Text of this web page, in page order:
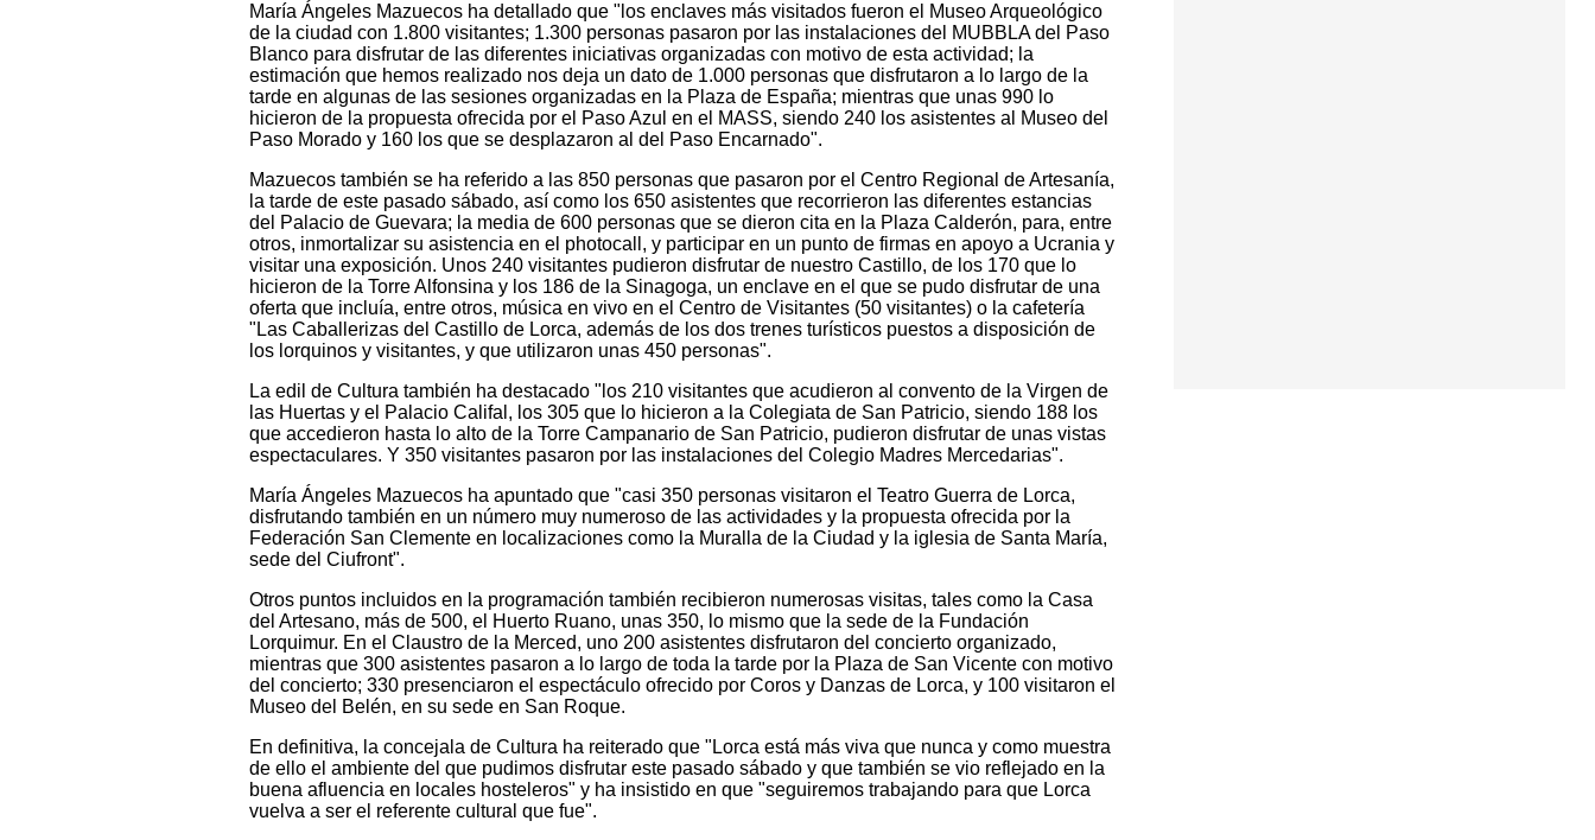
María Ángeles Mazuecos ha detallado que "los enclaves más visitados fueron el Museo Arqueológico
de la ciudad con 1.800 visitantes; 1.300 personas pasaron por las instalaciones del MUBBLA del Paso
Blanco para disfrutar de las diferentes iniciativas organizadas con motivo de esta actividad; la
estimación que hemos realizado nos deja un dato de 1.000 personas que disfrutaron a lo largo de la
tarde en algunas de las sesiones organizadas en la Plaza de España; mientras que unas 990 lo
hicieron de la propuesta ofrecida por el Paso Azul en el MASS, siendo 240 los asistentes al Museo del
Paso Morado y 160 los que se desplazaron al del Paso Encarnado".
Mazuecos también se ha referido a las 850 personas que pasaron por el Centro Regional de Artesanía,
la tarde de este pasado sábado, así como los 650 asistentes que recorrieron las diferentes estancias
del Palacio de Guevara; la media de 600 personas que se dieron cita en la Plaza Calderón, para, entre
otros, inmortalizar su asistencia en el photocall, y participar en un punto de firmas en apoyo a Ucrania y
visitar una exposición. Unos 240 visitantes pudieron disfrutar de nuestro Castillo, de los 170 que lo
hicieron de la Torre Alfonsina y los 186 de la Sinagoga, un enclave en el que se pudo disfrutar de una
oferta que incluía, entre otros, música en vivo en el Centro de Visitantes (50 visitantes) o la cafetería
"Las Caballerizas del Castillo de Lorca, además de los dos trenes turísticos puestos a disposición de
los lorquinos y visitantes, y que utilizaron unas 450 personas".
La edil de Cultura también ha destacado "los 210 visitantes que acudieron al convento de la Virgen de
las Huertas y el Palacio Califal, los 305 que lo hicieron a la Colegiata de San Patricio, siendo 188 los
que accedieron hasta lo alto de la Torre Campanario de San Patricio, pudieron disfrutar de unas vistas
espectaculares. Y 350 visitantes pasaron por las instalaciones del Colegio Madres Mercedarias".
María Ángeles Mazuecos ha apuntado que "casi 350 personas visitaron el Teatro Guerra de Lorca,
disfrutando también en un número muy numeroso de las actividades y la propuesta ofrecida por la
Federación San Clemente en localizaciones como la Muralla de la Ciudad y la iglesia de Santa María,
sede del Ciufront".
Otros puntos incluidos en la programación también recibieron numerosas visitas, tales como la Casa
del Artesano, más de 500, el Huerto Ruano, unas 350, lo mismo que la sede de la Fundación
Lorquimur. En el Claustro de la Merced, uno 200 asistentes disfrutaron del concierto organizado,
mientras que 300 asistentes pasaron a lo largo de toda la tarde por la Plaza de San Vicente con motivo
del concierto; 330 presenciaron el espectáculo ofrecido por Coros y Danzas de Lorca, y 100 visitaron el
Museo del Belén, en su sede en San Roque.
En definitiva, la concejala de Cultura ha reiterado que "Lorca está más viva que nunca y como muestra
de ello el ambiente del que pudimos disfrutar este pasado sábado y que también se vio reflejado en la
buena afluencia en locales hosteleros" y ha insistido en que "seguiremos trabajando para que Lorca
vuelva a ser el referente cultural que fue".